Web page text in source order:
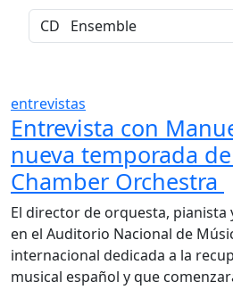
entrevistas
Entrevista con
nueva temporada
Chamber Orchestra
El director de orquesta, pianista
en el Auditorio Nacional de
internacional dedicada a la
musical español y que